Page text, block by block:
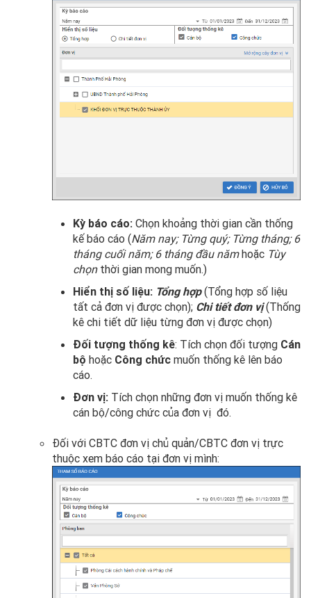
Kỳ báo cáo: Chọn khoảng thời gian cần thống
kế báo cáo (Năm nay; Từng quý; Từng tháng; 6
tháng cuối năm; 6 tháng đầu nămhoặc Tùy
chọnthời gian mong muốn.)
Hiển thị số liệu: Tổng hợp(Tổng hợp số liệu
tất cả đơn vị được chọn); Chi tiết đơn vị(Thống
kê chi tiết dữ liệu từng đơn vị được chọn)
Đối tượng thống kê: Tích chọn đối tượng Cán
bộ hoặc Công chức muốn thống kê lên báo
cáo.
Đơn vị: Tích chọn những đơn vị muốn thống kê
cán bộ/công chức của đơn vị đó.
Đối với CBTC đơn vị chủ quản/CBTC đơn vị trực
thuộc xem báo cáo tại đơn vị mình: